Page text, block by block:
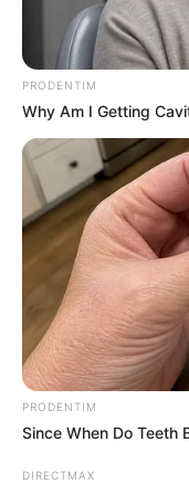
Men, You Don't
Day
PRODENTIM
Why Am I Getting
PRODENTIM
Since When Do Teeth
DIRECTMAX